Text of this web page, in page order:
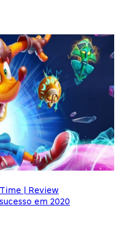
| Review
em 2020